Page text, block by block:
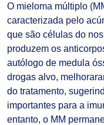
O mieloma múltiplo
caracterizada pelo
que são células do
produzem os
autólogo de medula
drogas alvo,
do tratamento,
importantes para a
entanto, o MM